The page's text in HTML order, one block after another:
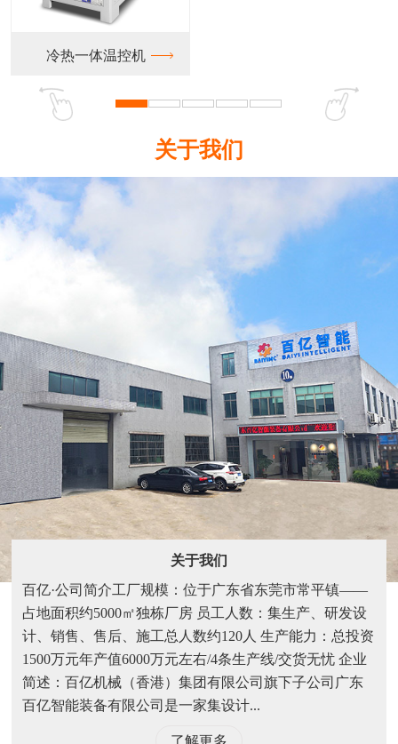
热一体温控机
关于我们
关于我们
百亿·公司简介工厂规模：位于广东省东莞市常平镇——
占地面积约5000㎡独栋厂房 员工人数：集生产、研发设
计、销售、售后、施工总人数约120人 生产能力：总投资
1500万元年产值6000万元左右/4条生产线/交货无忧 企业
简述：百亿机械（香港）集团有限公司旗下子公司广东
百亿智能装备有限公司是一家集设计...
了解更多